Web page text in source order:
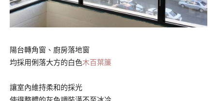
陽台轉角窗、廚房落地窗
均採用俐落大方的白色木百葉簾
讓室內維持柔和的採光